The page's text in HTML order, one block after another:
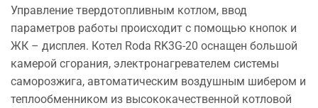
Управление твердотопливным котлом, ввод
параметров работы происходит с помощью кнопок и
ЖК – дисплея. Котел Roda RK3G-20 оснащен большой
камерой сгорания, электронагревателем системы
саморозжига, автоматическим воздушным шибером и
теплообменником из высококачественной котловой